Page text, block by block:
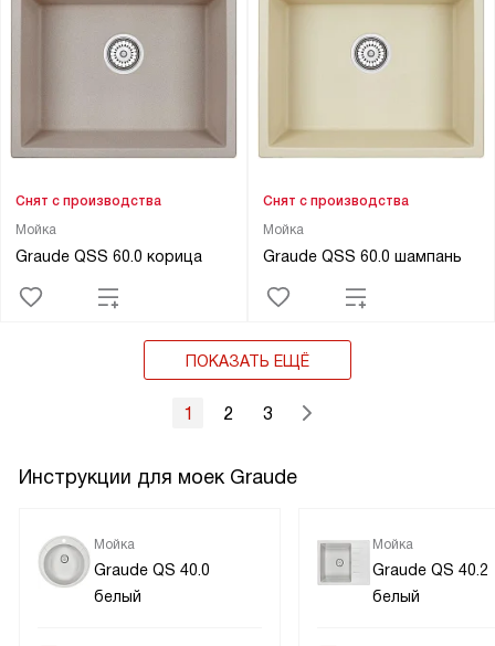
Мойка
Graude QSS 60.0 корица
Снят с производства
Мойка
Graude QSS 60.0 шампань
Снят с производства
ПОКАЗАТЬ ЕЩЁ
1 2 3
Инструкции для моек Graude
Мойка
Graude QS 40.0
белый
Мойка
Graude QS 40.2
белый